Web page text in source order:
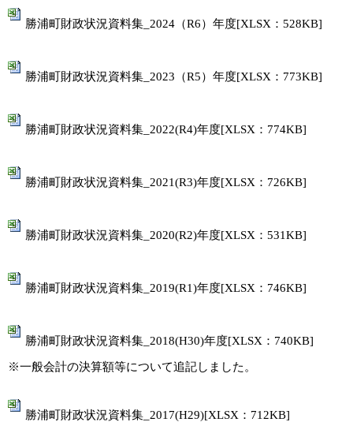
勝浦町財政状況資料集_2024（R6）年度[XLSX：528KB]
勝浦町財政状況資料集_2023（R5）年度[XLSX：773KB]
勝浦町財政状況資料集_2022(R4)年度[XLSX：774KB]
勝浦町財政状況資料集_2021(R3)年度[XLSX：726KB]
勝浦町財政状況資料集_2020(R2)年度[XLSX：531KB]
勝浦町財政状況資料集_2019(R1)年度[XLSX：746KB]
勝浦町財政状況資料集_2018(H30)年度[XLSX：740KB]
※一般会計の決算額等について追記しました。
勝浦町財政状況資料集_2017(H29)[XLSX：712KB]